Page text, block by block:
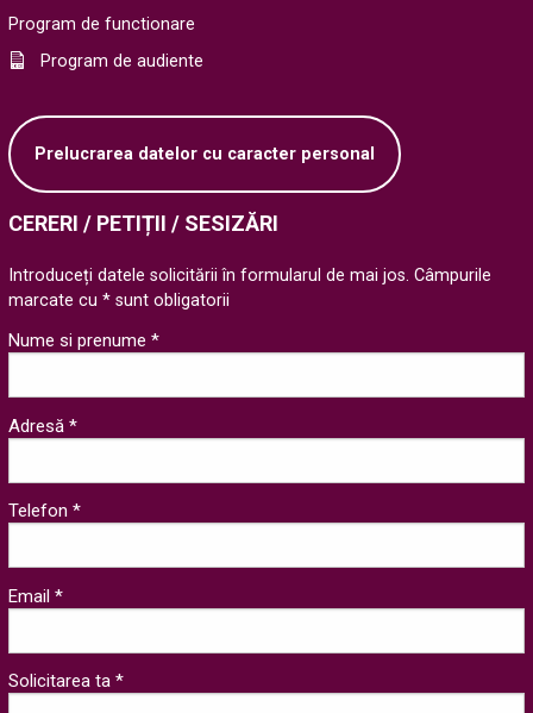
Program de functionare
Program de audiente
Prelucrarea datelor cu caracter personal
CERERI / PETIȚII / SESIZĂRI
Introduceți datele solicitării în formularul de mai jos. Câmpurile
marcate cu * sunt obligatorii
Nume si prenume *
Adresă *
Telefon *
Email *
Solicitarea ta *